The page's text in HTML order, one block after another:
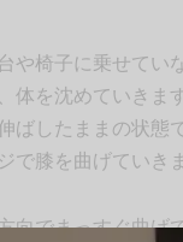
や椅子に乗せてい
体を沈めていきます
ばしたままの状態
で膝を曲げていき
向でまっすぐ曲げ